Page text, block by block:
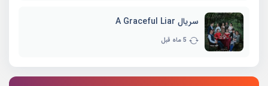
سریال A Graceful Liar
5 ماه قبل